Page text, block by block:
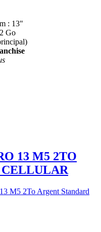
: 13"
Go
13 M5 2TO
CELLULAR